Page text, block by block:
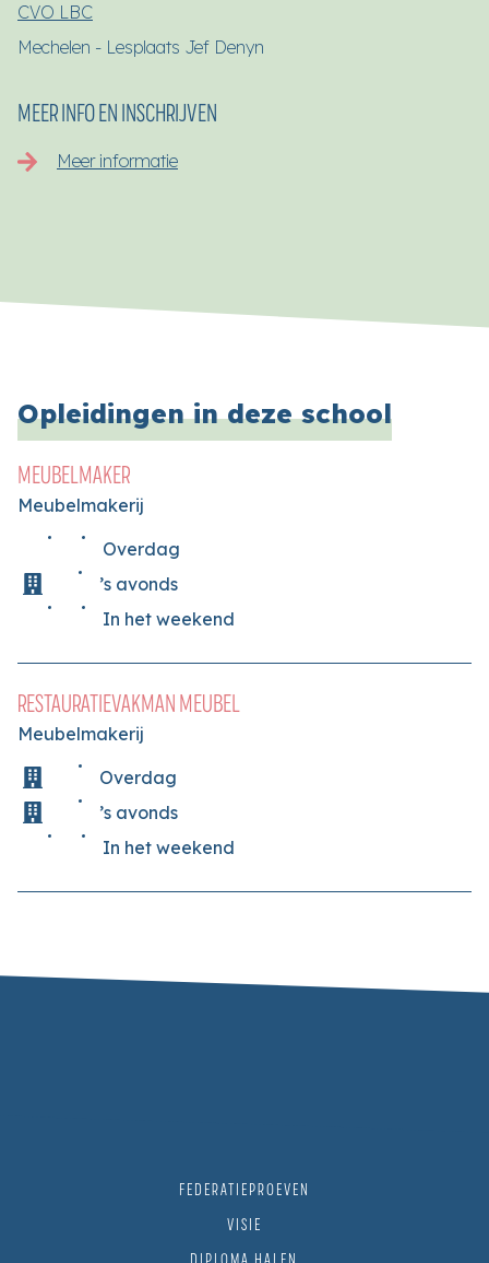
CVO LBC
Mechelen - Lesplaats Jef Denyn
MEER INFO EN INSCHRIJVEN
Meer informatie
Opleidingen in deze school
MEUBELMAKER
Meubelmakerij
Overdag
’s avonds
In het weekend
RESTAURATIEVAKMAN MEUBEL
Meubelmakerij
Overdag
’s avonds
In het weekend
FEDERATIEPROEVEN
VISIE